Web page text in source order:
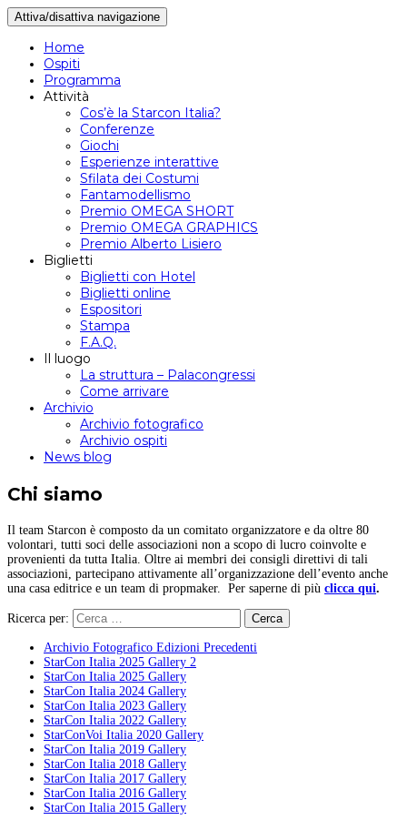
Attiva/disattiva navigazione
Home
Ospiti
Programma
Attività
Cos’è la Starcon Italia?
Conferenze
Giochi
Esperienze interattive
Sfilata dei Costumi
Fantamodellismo
Premio OMEGA SHORT
Premio OMEGA GRAPHICS
Premio Alberto Lisiero
Biglietti
Biglietti con Hotel
Biglietti online
Espositori
Stampa
F.A.Q.
Il luogo
La struttura – Palacongressi
Come arrivare
Archivio
Archivio fotografico
Archivio ospiti
News blog
Chi siamo
Il team Starcon è composto da un comitato organizzatore e da oltre 80
volontari, tutti soci delle associazioni non a scopo di lucro coinvolte e
provenienti da tutta Italia. Oltre ai membri dei consigli direttivi di tali
associazioni, partecipano attivamente all’organizzazione dell’evento anche
una casa editrice e un team di propmaker. Per saperne di più clicca qui.
Ricerca per:
Archivio Fotografico Edizioni Precedenti
StarCon Italia 2025 Gallery 2
StarCon Italia 2025 Gallery
StarCon Italia 2024 Gallery
StarCon Italia 2023 Gallery
StarCon Italia 2022 Gallery
StarConVoi Italia 2020 Gallery
StarCon Italia 2019 Gallery
StarCon Italia 2018 Gallery
StarCon Italia 2017 Gallery
StarCon Italia 2016 Gallery
StarCon Italia 2015 Gallery